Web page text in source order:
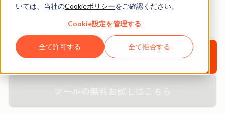
いては、当社のCookieポリシーをご確認ください。
Cookie設定を管理する
全て許可する 全て拒否する
新規見込み客の創出、購買意欲醸成、顧客化にお役立てく
ださい。
すべてのリソースを見る ↓
ツールの無料お試しはこちら